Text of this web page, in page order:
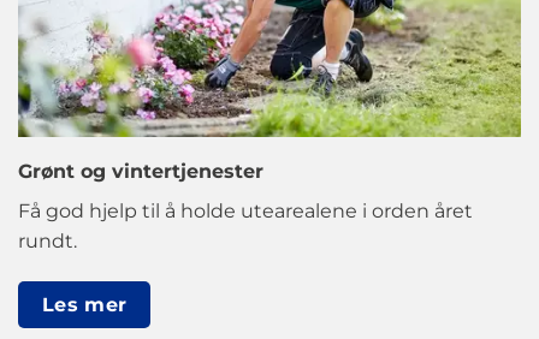
Grønt og vintertjenester
Få god hjelp til å holde utearealene i orden året
rundt.
Les mer